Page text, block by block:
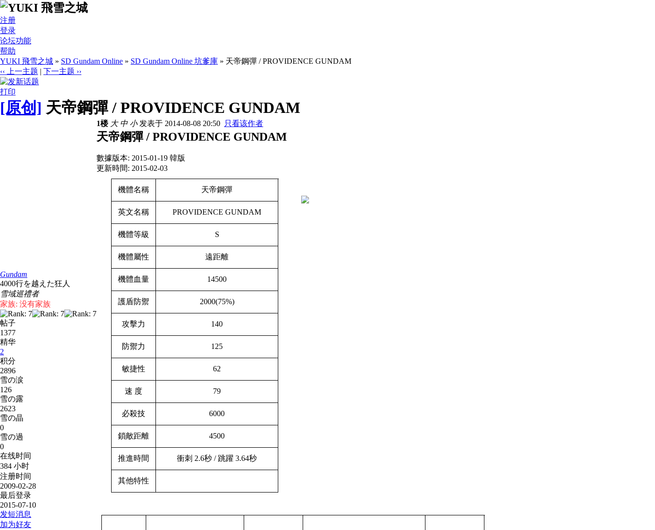
注册
登录
论坛功能
帮助
YUKI 飛雪之城 » SD Gundam Online » SD Gundam Online 坑爹庫 » 天帝鋼彈 / PROVIDENCE GUNDAM
‹‹ 上一主题 | 下一主题 ››
打印
[原创] 天帝鋼彈 / PROVIDENCE GUNDAM
Gundam
4000行を越えた狂人
雪域巡禮者
家族: 没有家族
帖子
1377
精华
2
积分
2896
雪の涙
126
雪の露
2623
雪の晶
0
雪の過
0
在线时间
384 小时
注册时间
2009-02-28
最后登录
2015-07-10
发短消息
加为好友
1楼 大 中 小发表于 2014-08-08 20:50 只看该作者
天帝鋼彈 / PROVIDENCE GUNDAM
數據版本: 2015-01-19 韓版
更新時間: 2015-02-03
機體名稱 天帝鋼彈
英文名稱 PROVIDENCE GUNDAM
機體等級 S
機體屬性 遠距離
機體血量 14500
護盾防禦 2000(75%)
攻擊力 140
防禦力 125
敏捷性 62
速 度 79
必殺技 6000
鎖敵距離 4500
推進時間 衝刺 2.6秒 / 跳躍 3.64秒
其他特性